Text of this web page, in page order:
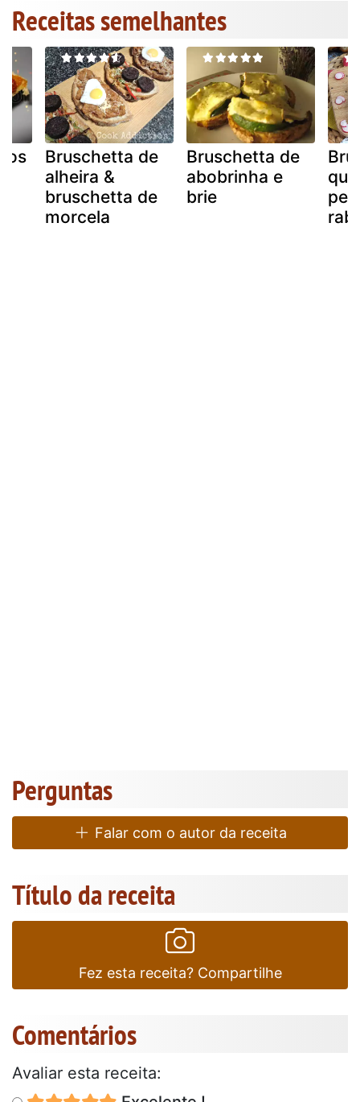
Receitas semelhantes
Bruschetta de
alheira &
bruschetta de
morcela
Bruschetta de
abobrinha e
brie
Perguntas
Falar com o autor da receita
Título da receita
Fez esta receita? Compartilhe
Comentários
Avaliar esta receita: